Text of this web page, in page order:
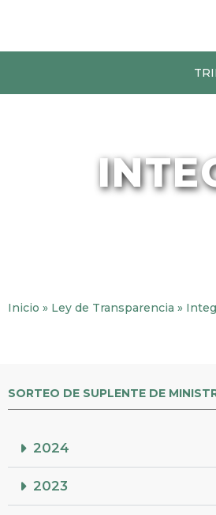
Inicio » Ley de Transparencia »
SORTEO DE SUPLENTE DE
2024
2023